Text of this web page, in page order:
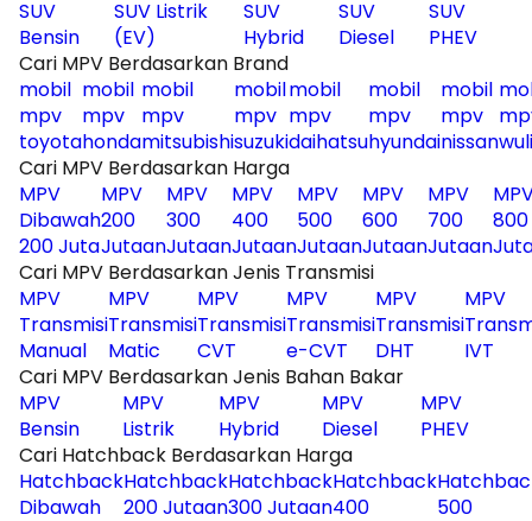
SUV
Bensin
SUV Listrik
(EV)
SUV
Hybrid
SUV
Diesel
SUV
PHEV
Cari MPV Berdasarkan Brand
mobil
mpv
toyota
mobil
mpv
honda
mobil
mpv
mitsubishi
mobil
mpv
suzuki
mobil
mpv
daihatsu
mobil
mpv
hyundai
mobil
mpv
nissan
Cari MPV Berdasarkan Harga
MPV
Dibawah
200 Juta
MPV
200
Jutaan
MPV
300
Jutaan
MPV
400
Jutaan
MPV
500
Jutaan
MPV
600
Jutaan
MPV
700
Jutaan
800
Cari MPV Berdasarkan Jenis Transmisi
MPV
Transmisi
Manual
MPV
Transmisi
Matic
MPV
Transmisi
CVT
MPV
Transmisi
e-CVT
MPV
Transmisi
DHT
MPV
IVT
Cari MPV Berdasarkan Jenis Bahan Bakar
MPV
Bensin
MPV
Listrik
MPV
Hybrid
MPV
Diesel
MPV
PHEV
Cari Hatchback Berdasarkan Harga
Hatchback
Dibawah
Hatchback
200 Jutaan
Hatchback
300 Jutaan
Hatchback
400
500